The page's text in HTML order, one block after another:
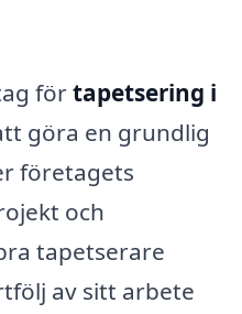
förtapetsering i
göra en grundlig
företagets
och
tapetserare
av sitt arbete